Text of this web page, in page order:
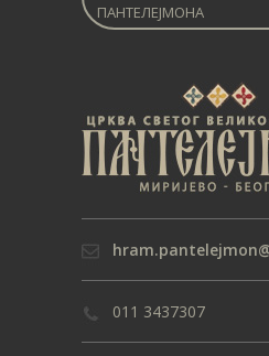
ПАНТЕЛЕЈМОНА
011 3437307